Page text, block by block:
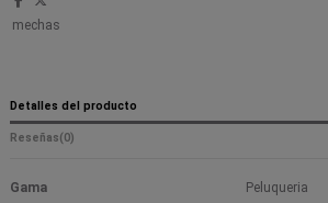
mechas
Detalles del producto
Reseñas(0)
Gama Peluqueria